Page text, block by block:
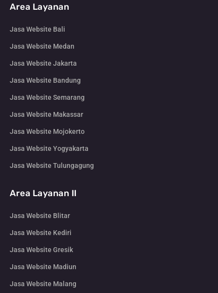
Area Layanan
Jasa Website Bali
Jasa Website Medan
Jasa Website Jakarta
Jasa Website Bandung
Jasa Website Semarang
Jasa Website Makassar
Jasa Website Mojokerto
Jasa Website Yogyakarta
Jasa Website Tulungagung
Area Layanan II
Jasa Website Blitar
Jasa Website Kediri
Jasa Website Gresik
Jasa Website Madiun
Jasa Website Malang